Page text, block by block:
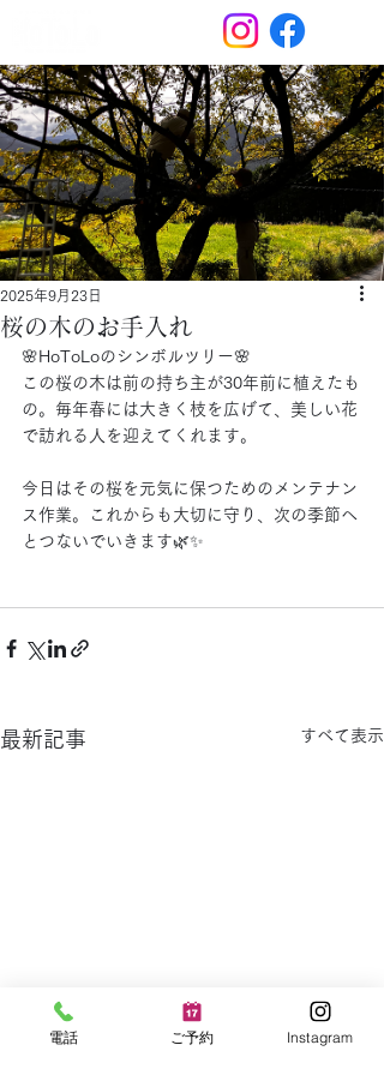
桜の木のお手入れ
2025年9月23日
🌸HoToLoのシンボルツリー🌸
この桜の木は前の持ち主が30年前に植えたも
の。毎年春には大きく枝を広げて、美しい花
で訪れる人を迎えてくれます。
今日はその桜を元気に保つためのメンテナン
ス作業。これからも大切に守り、次の季節へ
とつないでいきます🌿✨
最新記事 すべて表示
電話 ご予約 Instagram